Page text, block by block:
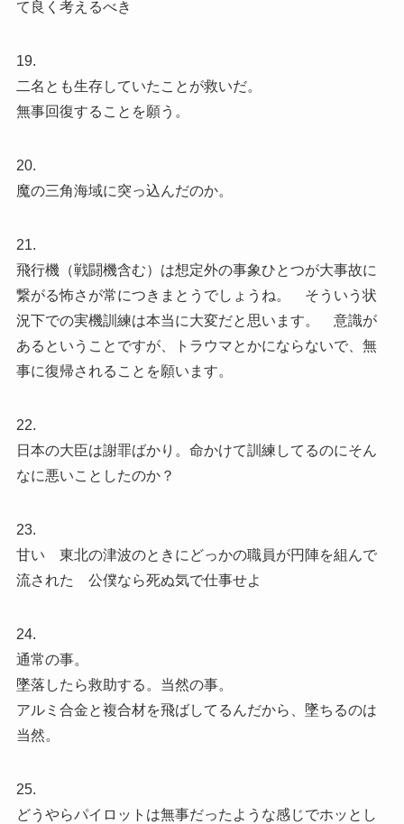
て良く考えるべき
19.
二名とも生存していたことが救いだ。
無事回復することを願う。
20.
魔の三角海域に突っ込んだのか。
21.
飛行機（戦闘機含む）は想定外の事象ひとつが大事故に
繋がる怖さが常につきまとうでしょうね。 そういう状
況下での実機訓練は本当に大変だと思います。 意識が
あるということですが、トラウマとかにならないで、無
事に復帰されることを願います。
22.
日本の大臣は謝罪ばかり。命かけて訓練してるのにそん
なに悪いことしたのか？
23.
甘い 東北の津波のときにどっかの職員が円陣を組んで
流された 公僕なら死ぬ気で仕事せよ
24.
通常の事。
墜落したら救助する。当然の事。
アルミ合金と複合材を飛ばしてるんだから、墜ちるのは
当然。
25.
どうやらパイロットは無事だったような感じでホッとし